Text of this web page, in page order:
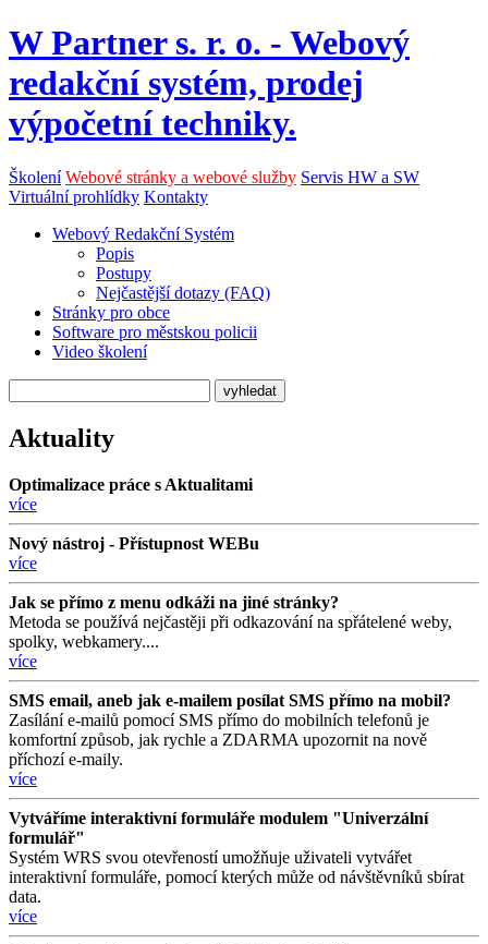
W Partner s. r. o. - Webový
redakční systém, prodej
výpočetní techniky.
Školení Webové stránky a webové služby Servis HW a SW
Virtuální prohlídky Kontakty
Webový Redakční Systém
Popis
Postupy
Nejčastější dotazy (FAQ)
Stránky pro obce
Software pro městskou policii
Video školení
Aktuality
Optimalizace práce s Aktualitami
více
Nový nástroj - Přístupnost WEBu
více
Jak se přímo z menu odkáži na jiné stránky?
Metoda se používá nejčastěji při odkazování na spřátelené weby,
spolky, webkamery....
více
SMS email, aneb jak e-mailem posílat SMS přímo na mobil?
Zasílání e-mailů pomocí SMS přímo do mobilních telefonů je
komfortní způsob, jak rychle a ZDARMA upozornit na nově
příchozí e-maily.
více
Vytváříme interaktivní formuláře modulem "Univerzální
formulář"
Systém WRS svou otevřeností umožňuje uživateli vytvářet
interaktivní formuláře, pomocí kterých může od návštěvníků sbírat
data.
více